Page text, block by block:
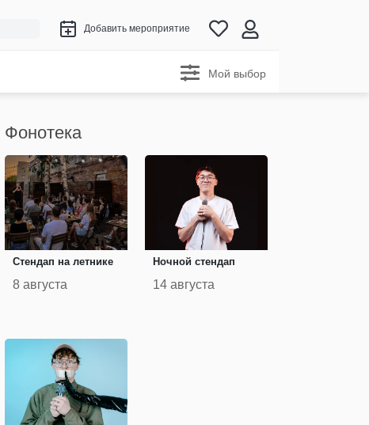
Добавить мероприятие
Мой выбор
Фонотека
Стендап на летнике
8 августа
Ночной стендап
14 августа